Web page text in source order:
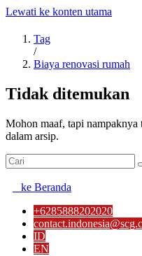
Lewati ke konten utama
Tag
/
Biaya renovasi rumah
Tidak ditemukan
Mohon maaf, tapi nampaknya
dalam arsip.
ke Beranda
+6285888202020
ID
EN